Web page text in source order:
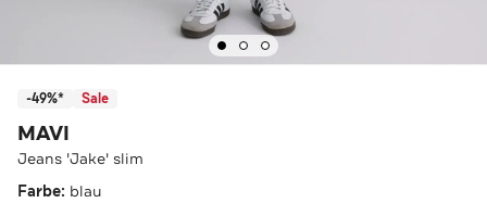
-49%* Sale
MAVI
Jeans 'Jake' slim
Farbe: blau